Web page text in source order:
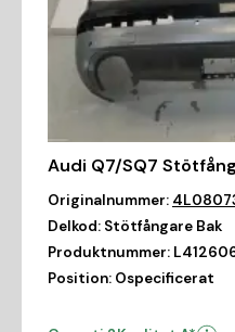
Audi Q7/SQ7
Originalnummer:
Delkod: Stötfångare Bak
Produktnummer:
Position: Ospecificerat